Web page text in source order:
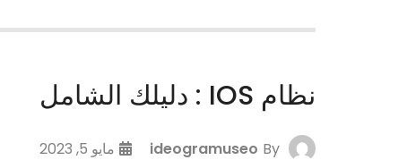
نظام IOS : دليلك الشامل
By
ideogramuseo مايو 5, 2023